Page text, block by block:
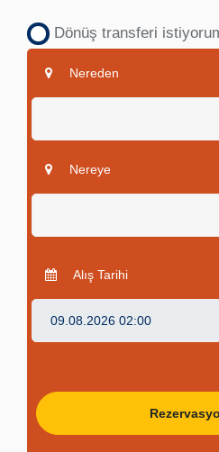
Dönüş transferi
Nereden
Nereye
Alış Tarihi